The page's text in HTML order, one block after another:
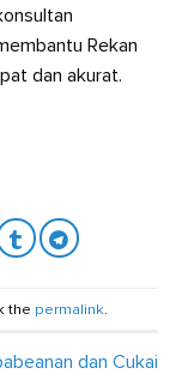
Rekan
dan akurat.
the permalink.
dan Cukai